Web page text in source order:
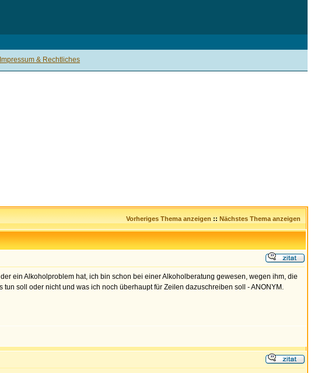
Vorheriges Thema anzeigen :: Nächstes Thema anzeigen
ein Alkoholproblem hat, ich bin schon bei einer Alkoholberatung gewesen, wegen ihm, die
soll oder nicht und was ich noch überhaupt für Zeilen dazuschreiben soll - ANONYM.
Impressum & Rechtliches